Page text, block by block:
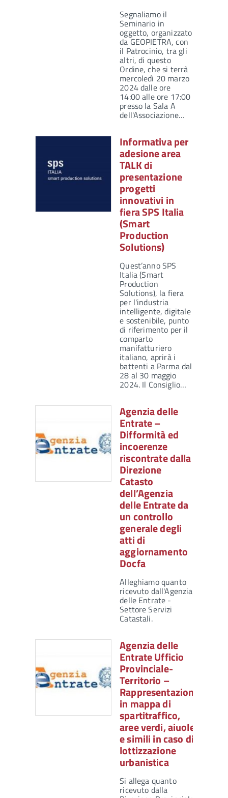
Segnaliamo il
Seminario in
oggetto, organizzato
da GEOPIETRA, con
il Patrocinio, tra gli
altri, di questo
Ordine, che si terrà
mercoledì 20 marzo
2024 dalle ore
14:00 alle ore 17:00
presso la Sala A
dell'Associazione…
Informativa per
adesione area
TALK di
presentazione
progetti
innovativi in
fiera SPS Italia
(Smart
Production
Solutions)
Quest’anno SPS
Italia (Smart
Production
Solutions), la fiera
per l'industria
intelligente, digitale
e sostenibile, punto
di riferimento per il
comparto
manifatturiero
italiano, aprirà i
battenti a Parma dal
28 al 30 maggio
2024. Il Consiglio…
Agenzia delle
Entrate –
Difformità ed
incoerenze
riscontrate dalla
Direzione
Catasto
dell’Agenzia
delle Entrate da
un controllo
generale degli
atti di
aggiornamento
Docfa
Alleghiamo quanto
ricevuto dall'Agenzia
delle Entrate -
Settore Servizi
Catastali.
Agenzia delle
Entrate Ufficio
Provinciale-
Territorio –
Rappresentazione
in mappa di
spartitraffico,
aree verdi, aiuole
e simili in caso di
lottizzazione
urbanistica
Si allega quanto
ricevuto dalla